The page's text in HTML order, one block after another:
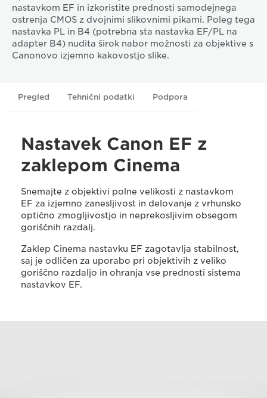
nastavkom EF in izkoristite prednosti samodejnega
ostrenja CMOS z dvojnimi slikovnimi pikami. Poleg tega
nastavka PL in B4 (potrebna sta nastavka EF/PL na
adapter B4) nudita širok nabor možnosti za objektive s
Canonovo izjemno kakovostjo slike.
Pregled Tehnični podatki Podpora
Nastavek Canon EF z
zaklepom Cinema
Snemajte z objektivi polne velikosti z nastavkom
EF za izjemno zanesljivost in delovanje z vrhunsko
optično zmogljivostjo in neprekosljivim obsegom
goriščnih razdalj.
Zaklep Cinema nastavku EF zagotavlja stabilnost,
saj je odličen za uporabo pri objektivih z veliko
goriščno razdaljo in ohranja vse prednosti sistema
nastavkov EF.